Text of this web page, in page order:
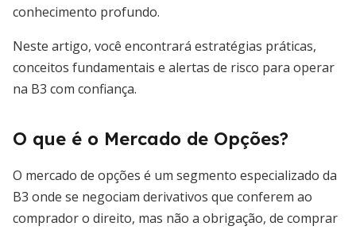
conhecimento profundo.
Neste artigo, você encontrará estratégias práticas,
conceitos fundamentais e alertas de risco para operar
na B3 com confiança.
O que é o Mercado de Opções?
O mercado de opções é um segmento especializado da
B3 onde se negociam derivativos que conferem ao
comprador o direito, mas não a obrigação, de comprar